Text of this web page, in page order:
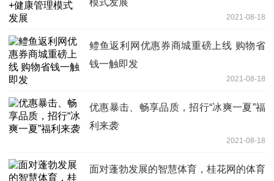
2021-08-18
鳢鱼返利网优惠券商城重磅上线 购物省
钱一触即发
2021-08-18
优惠暴击、畅享品质，招行“冰爽一夏”福
利来袭
2021-08-18
面对蓬勃发展的智慧体育，桂花网的体育